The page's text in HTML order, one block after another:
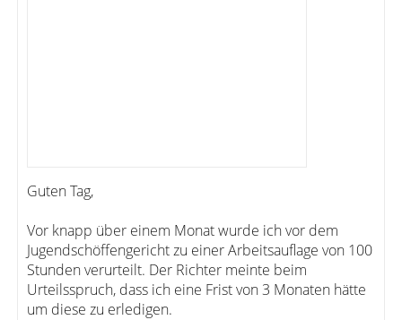
Guten Tag,
Vor knapp über einem Monat wurde ich vor dem
Jugendschöffengericht zu einer Arbeitsauflage von 100
Stunden verurteilt. Der Richter meinte beim
Urteilsspruch, dass ich eine Frist von 3 Monaten hätte
um diese zu erledigen.